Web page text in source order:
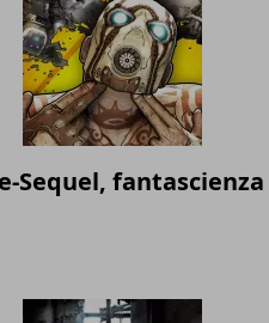
Sequel,